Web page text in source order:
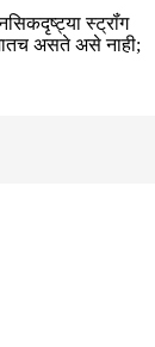
स्ट्रॉंग
असते असे नाही;